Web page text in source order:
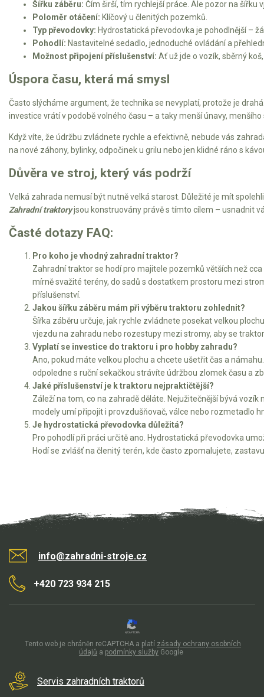
Vysavače a foukače
Elektrocentrály
Štěpkovače a drtiče
Elektrické tříkolky
Elektrické tříkolky pro seniory
Elektrické tříkolky pracovní
Elektrické čtyřkolky
Náhradní díly
Náhradní díly pro motorové pily
Zahradní traktory
Řetězové pily
Náhradní díly pro křovinořezy
Náhradní díly pro sekačky
Šířku záběru: Čím širší, tím rychlejší práce. Ale pozor na šířku
Poloměr otáčení: Klíčový u členitých pozemků.
Typ převodovky: Hydrostatická převodovka je pohodlnější –
Pohodlí: Nastavitelné sedadlo, jednoduché ovládání a
Možnost připojení příslušenství: Ať už jde o vozík, sběrný
Úspora času, která má smysl
Často slýcháme argument, že technika se nevyplatí, protože je
investice vrátí v podobě volného času – a taky menší únavy, menšího
Když víte, že údržbu zvládnete rychle a efektivně, nebude vás
na nové záhony, bylinky, odpočinek u grilu nebo jen klidné ráno s
Důvěra ve stroj, který vás podrží
Velká zahrada nemusí být nutně velká starost. Důležité je mít
Zahradní traktoryjsou konstruovány právě s tímto cílem – usnadnit
Časté dotazy FAQ:
Pro koho je vhodný zahradní traktor?
Zahradní traktor se hodí pro majitele pozemků větších než
mírně svažité terény, do sadů s dostatkem prostoru mezi
příslušenství.
Jakou šířku záběru mám při výběru traktoru zohlednit?
Šířka záběru určuje, jak rychle zvládnete posekat velkou
vjezdu na zahradu nebo rozestupy mezi stromy, aby se
Vyplatí se investice do traktoru i pro hobby zahradu?
Ano, pokud máte velkou plochu a chcete ušetřit čas a
odpoledne s ruční sekačkou strávíte údržbou zlomek času a
Jaké příslušenství je k traktoru nejpraktičtější?
Záleží na tom, co na zahradě děláte. Nejužitečnější bývá
modely umí připojit i provzdušňovač, válce nebo rozmetadlo
Je hydrostatická převodovka důležitá?
Pro pohodlí při práci určitě ano. Hydrostatická převodovka
Hodí se zvlášť na členitý terén, kde často zpomalujete,
info@zahradni-stroje.cz
+420 723 934 215
Servis zahradních traktorů
Tento web je chráněn reCAPTCHA a platí zásady ochrany osobních
údajů a podmínky služby Google